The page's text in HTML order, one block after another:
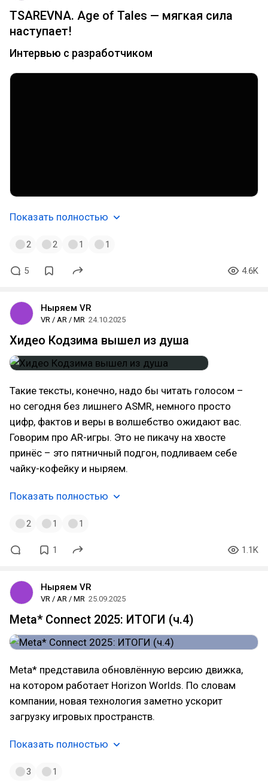
TSAREVNA. Age of Tales — мягкая сила
наступает!
Интервью с разработчиком
Показать полностью
2 2 1 1
5 4.6K
Ныряем VR
VR / AR / MR 24.10.2025
Хидео Кодзима вышел из душа
Такие тексты, конечно, надо бы читать голосом –
но сегодня без лишнего ASMR, немного просто
цифр, фактов и веры в волшебство ожидают вас.
Говорим про AR-игры. Это не пикачу на хвосте
принёс – это пятничный подгон, подливаем себе
чайку-кофейку и ныряем.
Показать полностью
2 1 1
1 1.1K
Ныряем VR
VR / AR / MR 25.09.2025
Meta* Connect 2025: ИТОГИ (ч.4)
Meta* представила обновлённую версию движка,
на котором работает Horizon Worlds. По словам
компании, новая технология заметно ускорит
загрузку игровых пространств.
Показать полностью
3 1